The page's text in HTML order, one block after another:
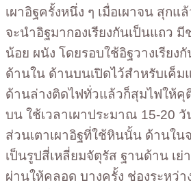
เผาอิฐครั้งหนึ่ง ๆ เมื่อเผาจน สุกแ
จะนำอิฐมากองเรียงกันเป็นแถว มี
น้อย ผนัง โดยรอบใช้อิฐวางเรียง
ด้านใน ด้านบนเปิดไว้สำหรับเค็ม
ด้านล่างติดไฟทั่วแล้วก็สุมไฟให้
บน ใช้เวลาเผาประมาณ 15-20 วั
ส่วนเตาเผาอิฐที่ใช้หินนั้น ด้านใน
เป็นรูปสี่เหลี่ยมจัตุรัส ฐานด้าน เย่
ผ่านให้คลอด บางครั้ง ช่องระหว่า